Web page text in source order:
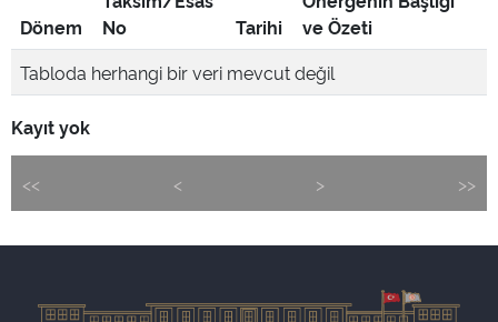
Dönem
No
Tarihi
ve Özeti
Tabloda herhangi bir veri mevcut değil
Kayıt yok
<< < > >>